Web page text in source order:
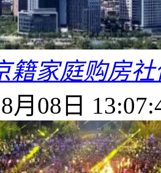
籍家庭购房
月08日